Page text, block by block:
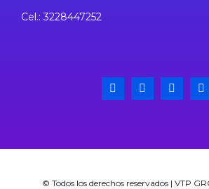
Cel.: 3228447252
© Todos los derechos reservados | VTP